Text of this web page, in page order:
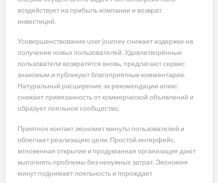
воздействует на прибыль компании и возврат
инвестиций.
Усовершенствование user journey снижает издержки на
получение новых пользователей. Удовлетворённые
пользователи возвратятся вновь, предлагают сервис
знакомым и публикуют благоприятные комментарии.
Натуральный расширение за рекомендации апикс
снижает привязанность от коммерческой объявлений и
образует лояльное сообщество.
Приятное контакт экономит минуты пользователей и
облегчает реализацию цели. Простой интерфейс,
мгновенная открытие и продуманная организация дают
выполнять проблемы без ненужных затрат. Экономия
минут поднимает лояльность и порождает